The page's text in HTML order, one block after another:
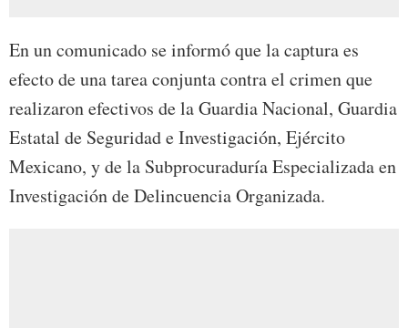
En un comunicado se informó que la captura es
efecto de una tarea conjunta contra el crimen que
realizaron efectivos de la Guardia Nacional, Guardia
Estatal de Seguridad e Investigación, Ejército
Mexicano, y de la Subprocuraduría Especializada en
Investigación de Delincuencia Organizada.